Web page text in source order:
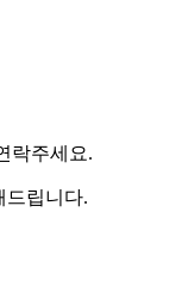
락주세요.
드립니다.